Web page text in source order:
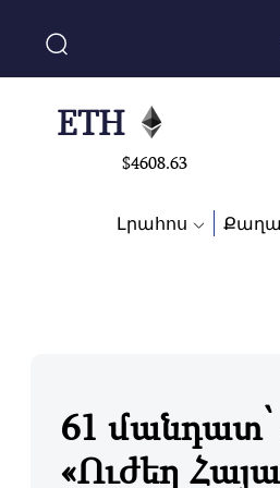
ADA
$0.868816
ETH
$4608.63
Լրահոս
61
«Ուժեղ